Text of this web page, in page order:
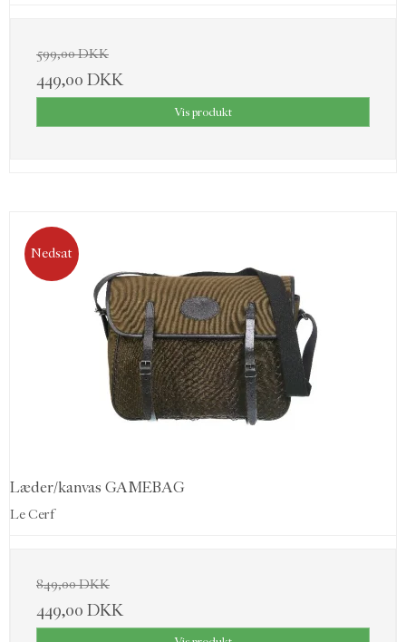
599,00 DKK
449,00 DKK
Vis produkt
Nedsat
Læder/kanvas GAMEBAG
Le Cerf
849,00 DKK
449,00 DKK